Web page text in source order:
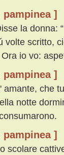
pampinea ]
la donna:
volte scritto,
io vo:
pampinea ]
amante, che
notte
pampinea ]
scolare